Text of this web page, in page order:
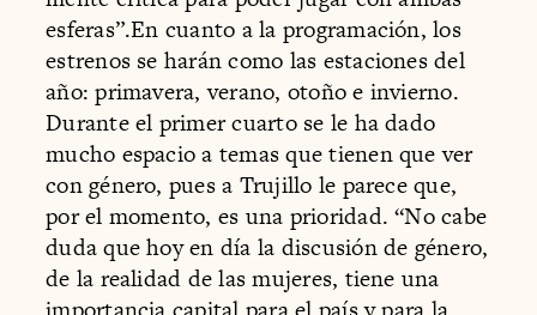
esferas”.En cuanto a la programación, los
estrenos se harán como las estaciones del
año: primavera, verano, otoño e invierno.
Durante el primer cuarto se le ha dado
mucho espacio a temas que tienen que ver
con género, pues a Trujillo le parece que,
por el momento, es una prioridad. “No cabe
duda que hoy en día la discusión de género,
de la realidad de las mujeres, tiene una